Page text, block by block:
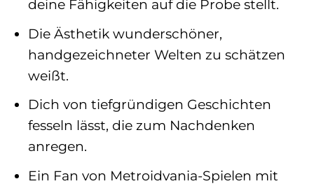
deine Fähigkeiten auf die Probe stellt.
Die Ästhetik wunderschöner,
handgezeichneter Welten zu schätzen
weißt.
Dich von tiefgründigen Geschichten
fesseln lässt, die zum Nachdenken
anregen.
Ein Fan von Metroidvania-Spielen mit